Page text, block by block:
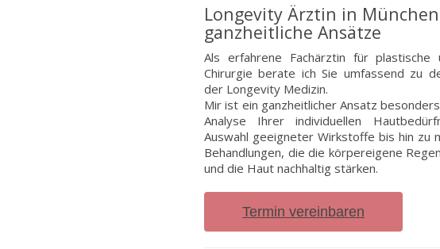
Longevity Ärztin in
ganzheitliche Ansätze
Als erfahrene Fachärztin für plastische
Chirurgie berate ich Sie umfassend zu
der Longevity Medizin.
Mir ist ein ganzheitlicher Ansatz
Analyse Ihrer individuellen
Auswahl geeigneter Wirkstoffe bis hin zu
Behandlungen, die die körpereigene
und die Haut nachhaltig stärken.
Termin vereinbaren